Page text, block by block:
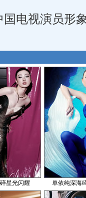
电视演员形
星光闪耀 单依纯深海